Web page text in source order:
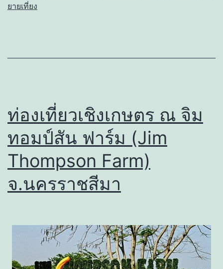
ยายเที่ยง
ท่องเที่ยวเชิงเกษตร ณ จิม
ทอมป์สัน ฟาร์ม (Jim
Thompson Farm)
จ.นครราชสีมา